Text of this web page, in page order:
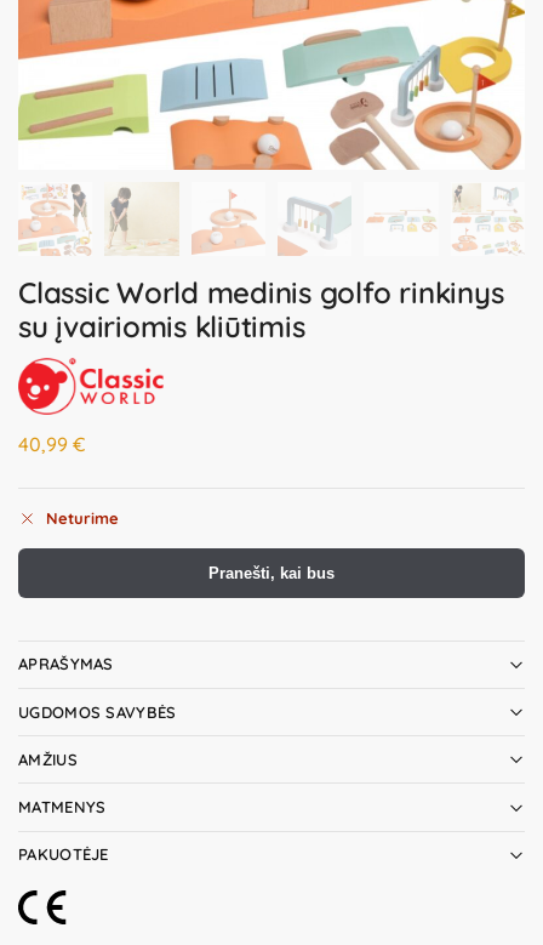
Classic World medinis golfo rinkinys
su įvairiomis kliūtimis
40,99 €
Neturime
Pranešti, kai bus
APRAŠYMAS
UGDOMOS SAVYBĖS
AMŽIUS
MATMENYS
PAKUOTĖJE